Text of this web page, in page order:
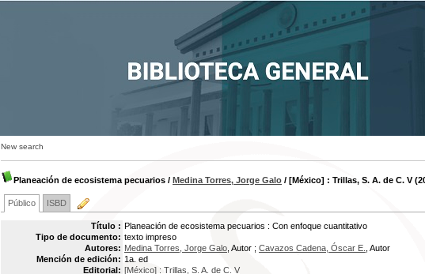
New search
Planeación de ecosistema pecuarios / Medina Torres, Jorge Galo / [México] : Trillas, S. A. de C. V
Público ISBD
Título : Planeación de ecosistema pecuarios : Con enfoque cuantitativo
Tipo de documento: texto impreso
Autores: Medina Torres, Jorge Galo , Autor ; Cavazos Cadena, Óscar E.
, Autor
Mención de edición: 1a. ed
Editorial: [México] : Trillas, S. A. de C. V